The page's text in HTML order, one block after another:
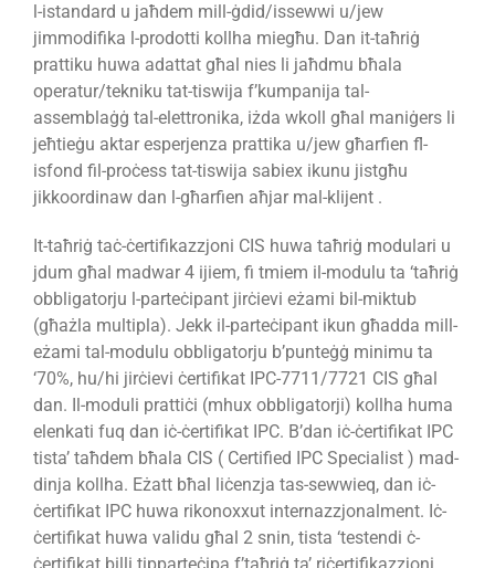
l-istandard u jaħdem mill-ġdid/issewwi u/jew
jimmodifika l-prodotti kollha miegħu. Dan it-taħriġ
prattiku huwa adattat għal nies li jaħdmu bħala
operatur/tekniku tat-tiswija f’kumpanija tal-
assemblaġġ tal-elettronika, iżda wkoll għal maniġers li
jeħtieġu aktar esperjenza prattika u/jew għarfien fl-
isfond fil-proċess tat-tiswija sabiex ikunu jistgħu
jikkoordinaw dan l-għarfien aħjar mal-klijent .
It-taħriġ taċ-ċertifikazzjoni CIS huwa taħriġ modulari u
jdum għal madwar 4 ijiem, fi tmiem il-modulu ta ‘taħriġ
obbligatorju l-parteċipant jirċievi eżami bil-miktub
(għażla multipla). Jekk il-parteċipant ikun għadda mill-
eżami tal-modulu obbligatorju b’punteġġ minimu ta
‘70%, hu/hi jirċievi ċertifikat IPC-7711/7721 CIS għal
dan. Il-moduli prattiċi (mhux obbligatorji) kollha huma
elenkati fuq dan iċ-ċertifikat IPC. B’dan iċ-ċertifikat IPC
tista’ taħdem bħala CIS ( Certified IPC Specialist ) mad-
dinja kollha. Eżatt bħal liċenzja tas-sewwieq, dan iċ-
ċertifikat IPC huwa rikonoxxut internazzjonalment. Iċ-
ċertifikat huwa validu għal 2 snin, tista ‘testendi ċ-